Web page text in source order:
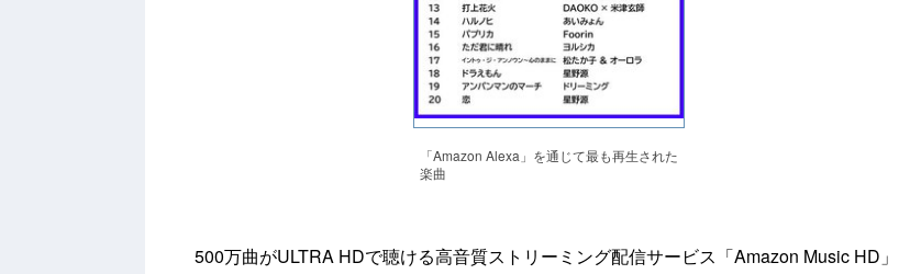
「Amazon Alexa」を通じて最も再生された
楽曲
500万曲がULTRA HDで聴ける高音質ストリーミング配信サービス「Amazon Music HD」